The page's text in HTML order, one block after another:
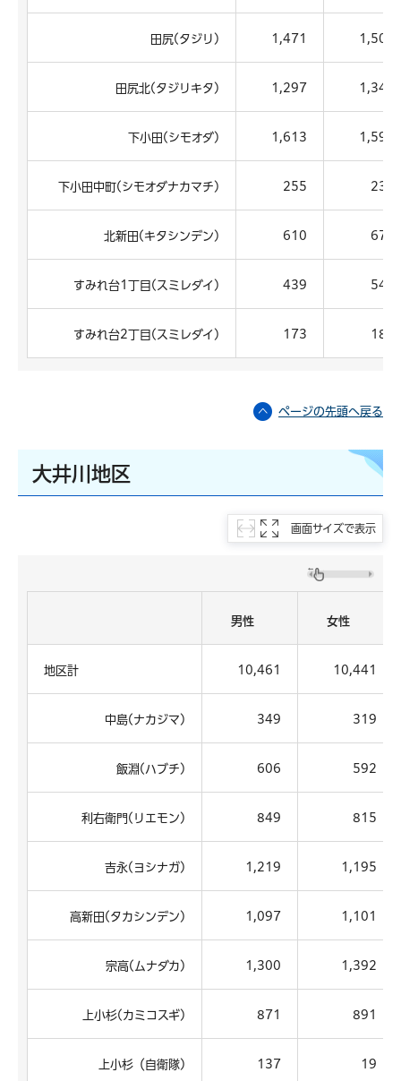
田尻(タジリ) 1,471 1,504
田尻北(タジリキタ) 1,297 1,340
下小田(シモオダ) 1,613 1,594
下小田中町(シモオダナカマチ) 255 237
北新田(キタシンデン) 610 672
すみれ台1丁目(スミレダイ) 439 545
すみれ台2丁目(スミレダイ) 173 185
ページの先頭へ戻る
大井川地区
画面サイズで表示
男性 女性
地区計 10,461 10,441
中島(ナカジマ) 349 319
飯淵(ハブチ) 606 592
利右衛門(リエモン) 849 815
吉永(ヨシナガ) 1,219 1,195
高新田(タカシンデン) 1,097 1,101
宗高(ムナダカ) 1,300 1,392
上小杉(カミコスギ) 871 891
上小杉（自衛隊) 137 19